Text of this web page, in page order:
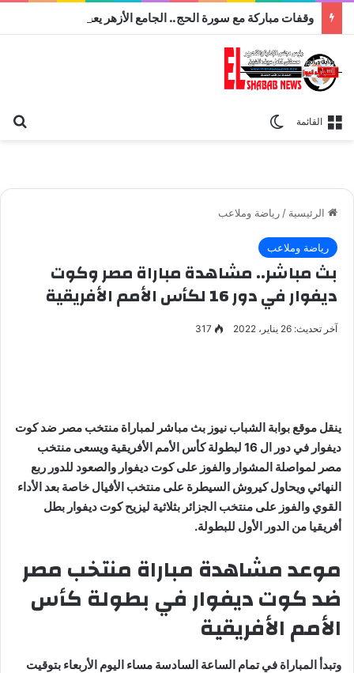
القائمة
الرئيسية / رياضة وملاعب
رياضة وملاعب
بث مباشر.. مشاهدة مباراة مصر وكوت
ديفوار في دور 16 لكأس الأمم الأفريقية
آخر تحديث: 26 يناير، 2022 317
ينقل موقع بوابة الشباب نيوز بث مباشر لمباراة منتخب مصر ضد كوت
ديفوار في دور ال 16 لبطولة كأس الأمم الأفريقية ويسعى منتخب
مصر لمواصلة المشوار والفوز على كوت ديفوار والصعود للدور ربع
النهائي ويحاول كيروش السيطرة على منتخب الأفيال خاصة بعد الأداء
القوي والفوز على منتخب الجزائر بثلاثية ليزيح كوت ديفوار بطل
أفريقيا من الدور الأول للبطولة.
موعد مشاهدة مباراة منتخب مصر
ضد كوت ديفوار في بطولة كأس
الأمم الأفريقية
وتبدأ المباراة في تمام الساعة السادسة مساء اليوم الأربعاء بتوقيت